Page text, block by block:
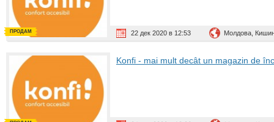
22 дек 2020 в 12:53 Молдова,
ПРОДАМ
Konfi - mai mult decât un magazin de